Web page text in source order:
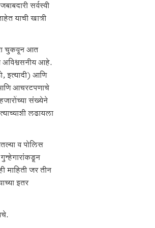
सर्वस्वी
याची खात्री
चुकवून आत
अविश्वसनीय आहे.
इत्यादी) आणि
आचरटपणाचे
संख्येने
लढायला
व पोलिस
माहिती जर तीन
इतर